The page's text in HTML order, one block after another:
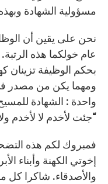
مسؤولية الشهادة
نحن على يقين أن
عام خولكما هذه الرتبة.
بحكم الوظيفة تزينان
ومهما يكن من مصدر في
واحدة : الشهادة
“جئت لأخدم لا لأخدم
فمبروك لكم هذه
إخوتي الكهنة وأبناء
والأصدقاء. شاكرا كل